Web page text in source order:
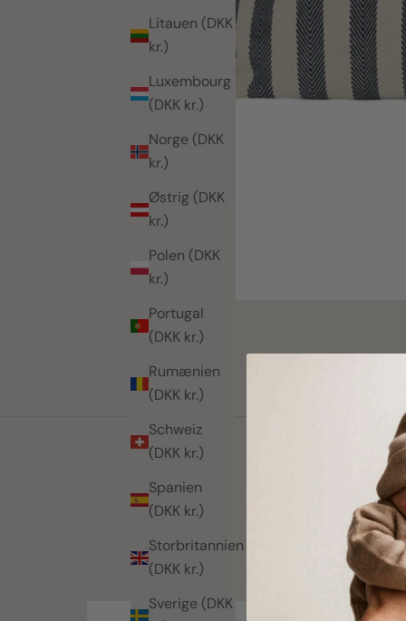
Litauen (DKK
kr.)
Luxembourg
(DKK kr.)
Norge (DKK
kr.)
Østrig (DKK
kr.)
Polen (DKK
kr.)
Portugal
(DKK kr.)
Rumænien
(DKK kr.)
Schweiz
(DKK kr.)
Spanien
(DKK kr.)
Storbritannien
(DKK kr.)
Sverige (DKK